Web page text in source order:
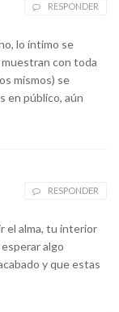
RESPONDER
lo íntimo se
con toda
mismos) se
en público, aún
RESPONDER
el alma, tu interior
algo
y que estas